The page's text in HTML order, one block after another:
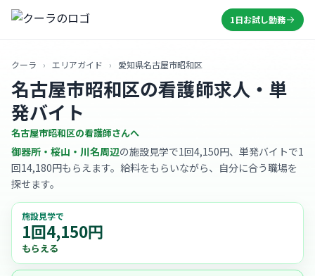
1日お試し勤務
クーラ › エリアガイド › 愛知県名古屋市昭和区
名古屋市昭和区の看護師求人・単
発バイト
名古屋市昭和区の看護師さんへ
御器所・桜山・川名周辺の施設見学で1回4,150円、単発バイトで1
回14,180円もらえます。給料をもらいながら、自分に合う職場を
探せます。
施設見学で
1回4,150円
もらえる